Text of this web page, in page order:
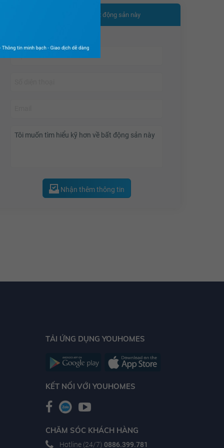
Nhận thêm thông tin bất động sản này
Nhận thêm thông tin
TẢI ỨNG DỤNG YOUHOMES
KẾT NỐI VỚI YOUHOMES
CHĂM SÓC KHÁCH HÀNG
Hotline (24/7) 0886.399.781